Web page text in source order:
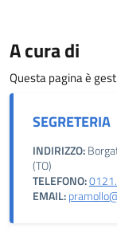
A cura di
Questa pagina è
SEGRETERIA
INDIRIZZO:
(TO)
TELEFONO:
EMAIL: